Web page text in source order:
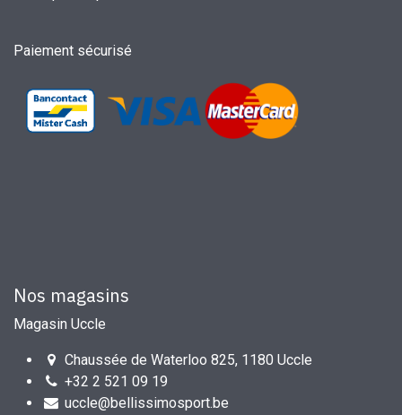
Paiement sécurisé
Nos magasins
Magasin Uccle
Chaussée de Waterloo 825, 1180 Uccle
+32 2 521 09 19
uccle@bellissimosport.be